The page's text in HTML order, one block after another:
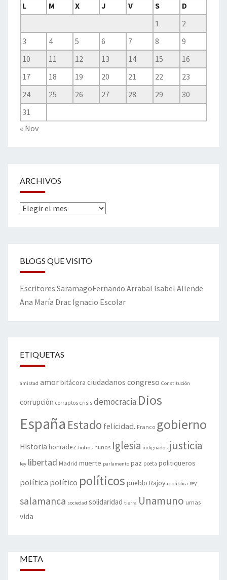
L
M X J V S
D
1
2
3
4 5 6 7 8
9
10
11 12 13 14 15
16
17
18 19 20 21 22
23
24
25 26 27 28 29
30
31
« Nov
ARCHIVOS
Archivos
BLOGS QUE VISITO
Escritores SaramagoFernando Arrabal Isabel Allende
Ana María Drac Ignacio Escolar
ETIQUETAS
amistad amorbitácora ciudadanos congreso Constitución
corrupción corruptos crisis democracia Dios
España Estado felicidad. Franco gobierno
Historia honradez hotros hunos Iglesia indignados justicia
ley libertad Madrid muerte parlamento paz poeta politiqueros
política político políticos pueblo Rajoy república rey
salamanca sociedad solidaridad tierra Unamuno urnas
vida
META